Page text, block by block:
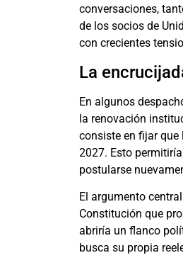
conversaciones,
de los socios de
con crecientes
La
En algunos
la renovación
consiste en fijar
2027. Esto
postularse
El argumento
Constitución que
abriría un flanco
busca su propia